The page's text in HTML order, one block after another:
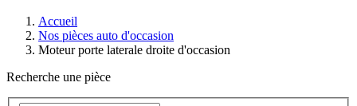
Accueil
Nos pièces auto d'occasion
Moteur porte laterale droite d'occasion
Recherche une pièce